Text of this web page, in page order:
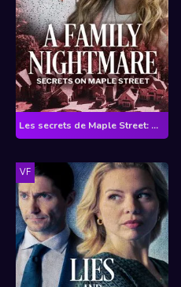
Les secrets de Maple Street: On ne choisit pas sa famille
VF